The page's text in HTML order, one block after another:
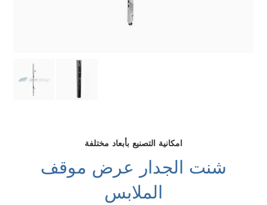
امكانية التصنيع بأبعاد مختلفة
شنت الجدار عرض موقف
الملابس